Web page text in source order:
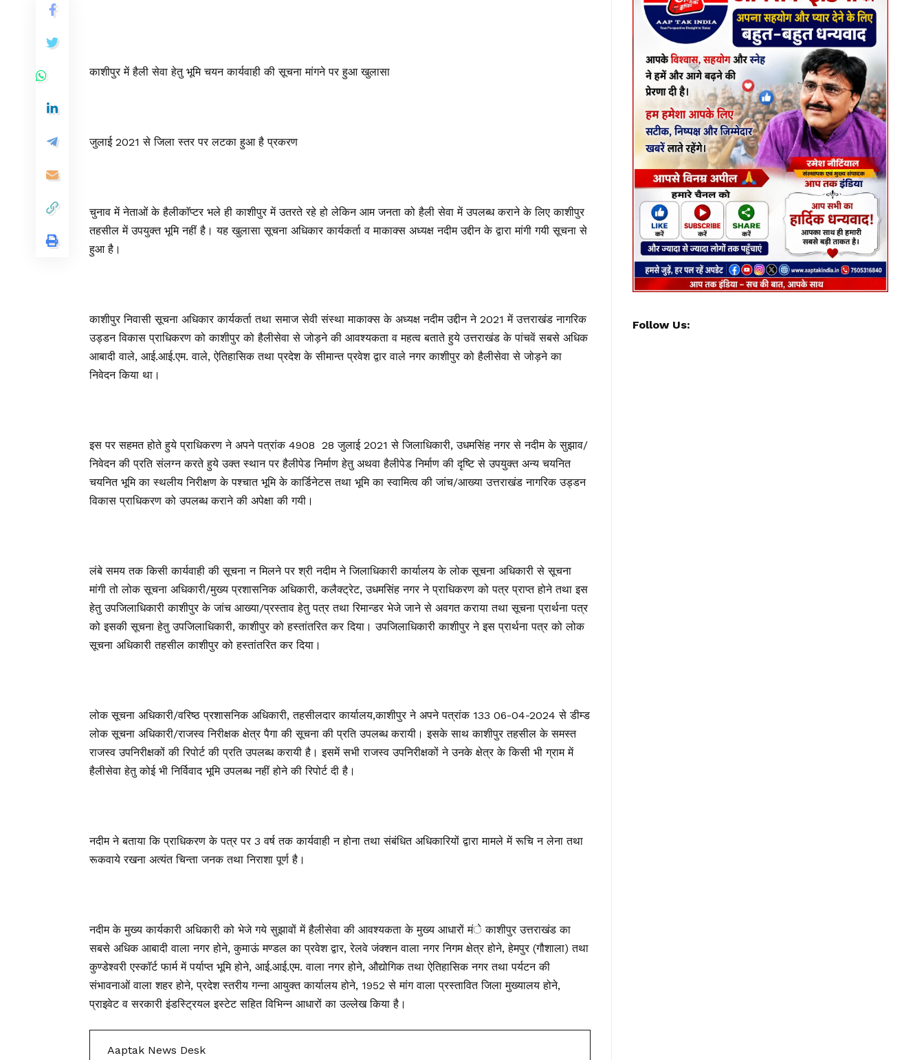
काशीपुर में हैली सेवा हेतु भूमि चयन कार्यवाही की सूचना मांगने पर हुआ खुलासा
जुलाई 2021 से जिला स्तर पर लटका हुआ है प्रकरण
चुनाव में नेताओं के हैलीकाॅप्टर भले ही काशीपुर में उतरते रहे हो लेकिन आम जनता को हैली सेवा में उपलब्ध कराने के लिए काशीपुर
तहसील में उपयुक्त भूमि नहीं है। यह खुलासा सूचना अधिकार कार्यकर्ता व माकाक्स अध्यक्ष नदीम उद्दीन के द्वारा मांगी गयी सूचना से
हुआ है।
काशीपुर निवासी सूचना अधिकार कार्यकर्ता तथा समाज सेवी संस्था माकाक्स के अध्यक्ष नदीम उद्दीन ने 2021 में उत्तराखंड नागरिक
उड्डन विकास प्राधिकरण को काशीपुर को हैलीसेवा से जोड़ने की आवश्यकता व महत्व बताते हुये उत्तराखंड के पांचवें सबसे अधिक
आबादी वाले, आई.आई.एम. वाले, ऐतिहासिक तथा प्रदेश के सीमान्त प्रवेश द्वार वाले नगर काशीपुर को हैलीसेवा से जोड़ने का
निवेदन किया था।
इस पर सहमत होते हुये प्राधिकरण ने अपने पत्रांक 4908 28 जुलाई 2021 से जिलाधिकारी, उधमसिंह नगर से नदीम के सुझाव/
निवेदन की प्रति संलग्न करते हुये उक्त स्थान पर हैलीपेड निर्माण हेतु अथवा हैलीपेड निर्माण की दृष्टि से उपयुक्त अन्य चयनित
चयनित भूमि का स्थलीय निरीक्षण के पश्चात भूमि के कार्डिनेटस तथा भूमि का स्वामित्व की जांच/आख्या उत्तराखंड नागरिक उड्डन
विकास प्राधिकरण को उपलब्ध कराने की अपेक्षा की गयी।
लंबे समय तक किसी कार्यवाही की सूचना न मिलने पर श्री नदीम ने जिलाधिकारी कार्यालय के लोक सूचना अधिकारी से सूचना
मांगी तो लोक सूचना अधिकारी/मुख्य प्रशासनिक अधिकारी, कलैक्ट्रेट, उधमसिंह नगर ने प्राधिकरण को पत्र प्राप्त होने तथा इस
हेतु उपजिलाधिकारी काशीपुर के जांच आख्या/प्रस्ताव हेतु पत्र तथा रिमान्डर भेजे जाने से अवगत कराया तथा सूचना प्रार्थना पत्र
को इसकी सूचना हेतु उपजिलाधिकारी, काशीपुर को हस्तांतरित कर दिया। उपजिलाधिकारी काशीपुर ने इस प्रार्थना पत्र को लोक
सूचना अधिकारी तहसील काशीपुर को हस्तांतरित कर दिया।
लोक सूचना अधिकारी/वरिष्ठ प्रशासनिक अधिकारी, तहसीलदार कार्यालय,काशीपुर ने अपने पत्रांक 133 06-04-2024 से डीम्ड
लोक सूचना अधिकारी/राजस्व निरीक्षक क्षेत्र पैगा की सूचना की प्रति उपलब्ध करायी। इसके साथ काशीपुर तहसील के समस्त
राजस्व उपनिरीक्षकों की रिपोर्ट की प्रति उपलब्ध करायी है। इसमें सभी राजस्व उपनिरीक्षकों ने उनके क्षेत्र के किसी भी ग्राम में
हैलीसेवा हेतु कोई भी निर्विवाद भूमि उपलब्ध नहीं होने की रिपोर्ट दी है।
नदीम ने बताया कि प्राधिकरण के पत्र पर 3 वर्ष तक कार्यवाही न होना तथा संबंधित अधिकारियों द्वारा मामले में रूचि न लेना तथा
रूकवाये रखना अत्यंत चिन्ता जनक तथा निराशा पूर्ण है।
नदीम के मुख्य कार्यकारी अधिकारी को भेजे गये सुझावों में हैलीसेवा की आवश्यकता के मुख्य आधारों मंे काशीपुर उत्तराखंड का
सबसे अधिक आबादी वाला नगर होने, कुमाऊं मण्डल का प्रवेश द्वार, रेलवे जंक्शन वाला नगर निगम क्षेत्र होने, हेमपुर (गौशाला) तथा
कुण्डेश्वरी एस्काॅर्ट फार्म में पर्याप्त भूमि होने, आई.आई.एम. वाला नगर होने, औद्योगिक तथा ऐतिहासिक नगर तथा पर्यटन की
संभावनाओं वाला शहर होने, प्रदेश स्तरीय गन्ना आयुक्त कार्यालय होने, 1952 से मांग वाला प्रस्तावित जिला मुख्यालय होने,
प्राइवेट व सरकारी इंडस्ट्रियल इस्टेट सहित विभिन्न आधारों का उल्लेख किया है।
Aaptak News Desk
Follow Us: